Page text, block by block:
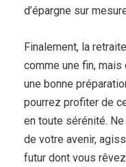
d’épargne sur
Finalement, la
comme une fin, mais
une bonne
pourrez profiter de
en toute sérénité.
de votre avenir,
futur dont vous